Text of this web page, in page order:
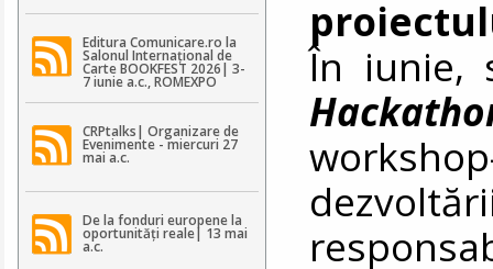
Editura Comunicare.ro la
Salonul Internațional de
Carte BOOKFEST 2026| 3-
7 iunie a.c., ROMEXPO
CRPtalks| Organizare de
Evenimente - miercuri 27
mai a.c.
De la fonduri europene la
oportunități reale| 13 mai
a.c.
În iunie,